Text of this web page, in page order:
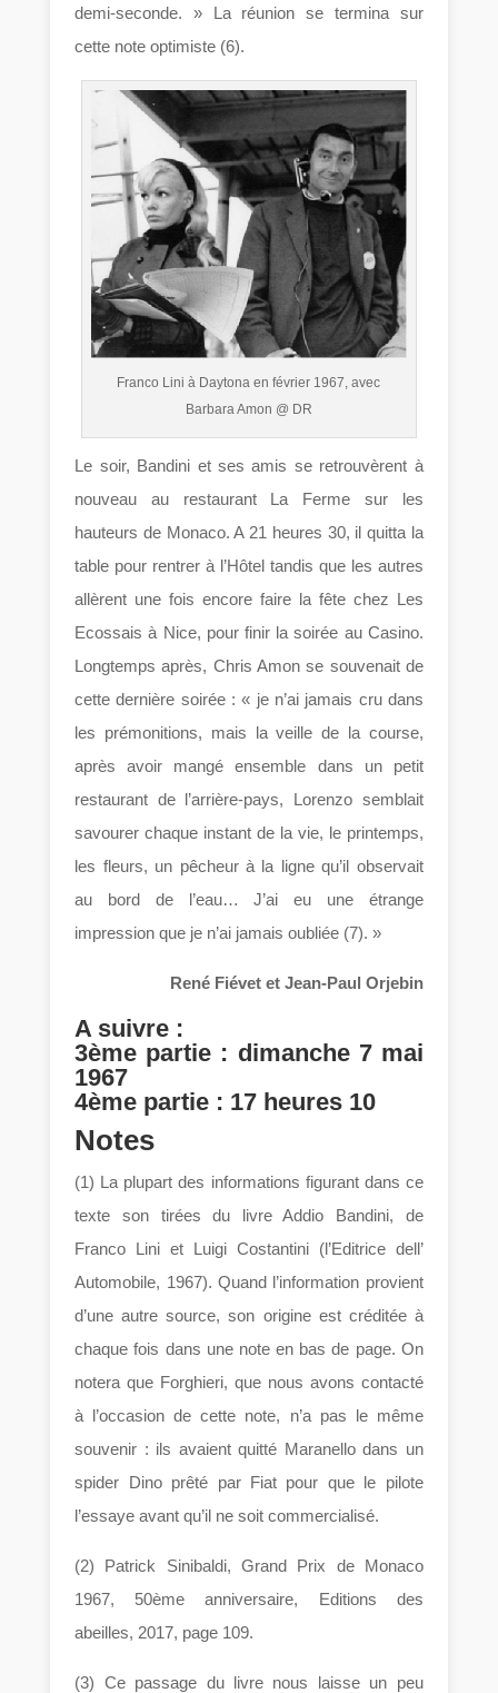
demi-seconde. » La réunion se termina sur
cette note optimiste (6).
Franco Lini à Daytona en février 1967, avec
Barbara Amon @ DR
Le soir, Bandini et ses amis se retrouvèrent à
nouveau au restaurant La Ferme sur les
hauteurs de Monaco. A 21 heures 30, il quitta la
table pour rentrer à l’Hôtel tandis que les autres
allèrent une fois encore faire la fête chez Les
Ecossais à Nice, pour finir la soirée au Casino.
Longtemps après, Chris Amon se souvenait de
cette dernière soirée : « je n’ai jamais cru dans
les prémonitions, mais la veille de la course,
après avoir mangé ensemble dans un petit
restaurant de l’arrière-pays, Lorenzo semblait
savourer chaque instant de la vie, le printemps,
les fleurs, un pêcheur à la ligne qu’il observait
au bord de l’eau… J’ai eu une étrange
impression que je n’ai jamais oubliée (7). »
René Fiévet et Jean-Paul Orjebin
A suivre :
3ème partie : dimanche 7 mai
1967
4ème partie : 17 heures 10
Notes
(1) La plupart des informations figurant dans ce
texte son tirées du livre Addio Bandini, de
Franco Lini et Luigi Costantini (l’Editrice dell’
Automobile, 1967). Quand l’information provient
d’une autre source, son origine est créditée à
chaque fois dans une note en bas de page. On
notera que Forghieri, que nous avons contacté
à l’occasion de cette note, n’a pas le même
souvenir : ils avaient quitté Maranello dans un
spider Dino prêté par Fiat pour que le pilote
l’essaye avant qu’il ne soit commercialisé.
(2) Patrick Sinibaldi, Grand Prix de Monaco
1967, 50ème anniversaire, Editions des
abeilles, 2017, page 109.
(3) Ce passage du livre nous laisse un peu